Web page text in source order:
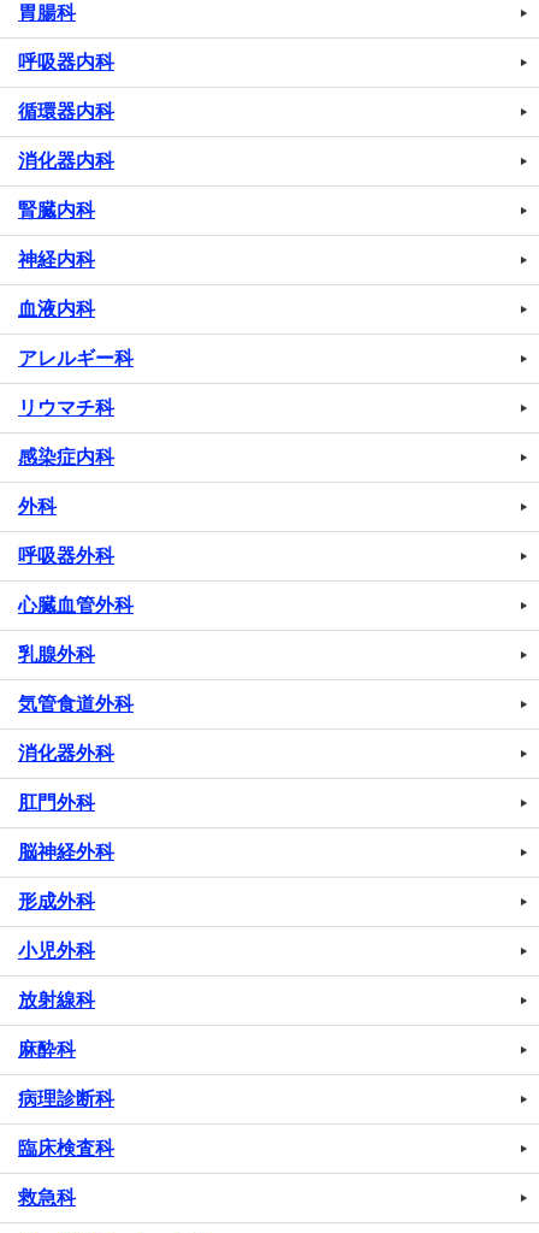
胃腸科
呼吸器内科
循環器内科
消化器内科
腎臓内科
神経内科
血液内科
アレルギー科
リウマチ科
感染症内科
外科
呼吸器外科
心臓血管外科
乳腺外科
気管食道外科
消化器外科
肛門外科
脳神経外科
形成外科
小児外科
放射線科
麻酔科
病理診断科
臨床検査科
救急科